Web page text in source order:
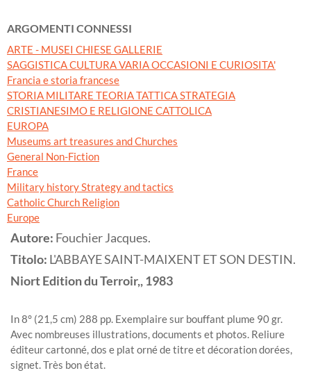
ARGOMENTI CONNESSI
ARTE - MUSEI CHIESE GALLERIE
SAGGISTICA CULTURA VARIA OCCASIONI E CURIOSITA'
Francia e storia francese
STORIA MILITARE TEORIA TATTICA STRATEGIA
CRISTIANESIMO E RELIGIONE CATTOLICA
EUROPA
Museums art treasures and Churches
General Non-Fiction
France
Military history Strategy and tactics
Catholic Church Religion
Europe
Autore: Fouchier Jacques.
Titolo: L'ABBAYE SAINT-MAIXENT ET SON DESTIN.
NiortEdition du Terroir,,1983
In 8° (21,5 cm) 288 pp. Exemplaire sur bouffant plume 90 gr.
Avec nombreuses illustrations, documents et photos. Reliure
éditeur cartonné, dos e plat orné de titre et décoration dorées,
signet. Très bon état.